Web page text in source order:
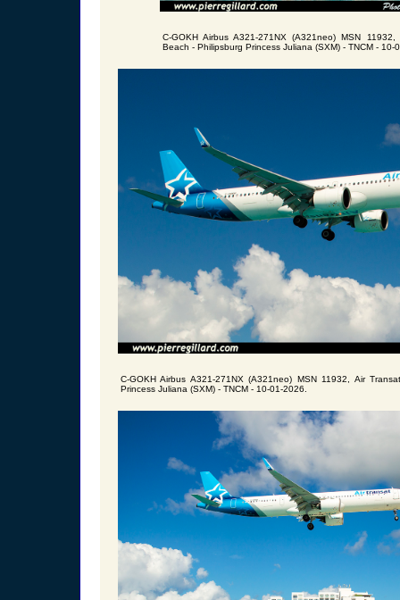
C-GOKH Airbus A321-271NX (A321neo) MSN
Beach - Philipsburg Princess Juliana (SXM) - TNCM - 10-
C-GOKH Airbus A321-271NX (A321neo) MSN 11932, Air
Princess Juliana (SXM) - TNCM - 10-01-2026.